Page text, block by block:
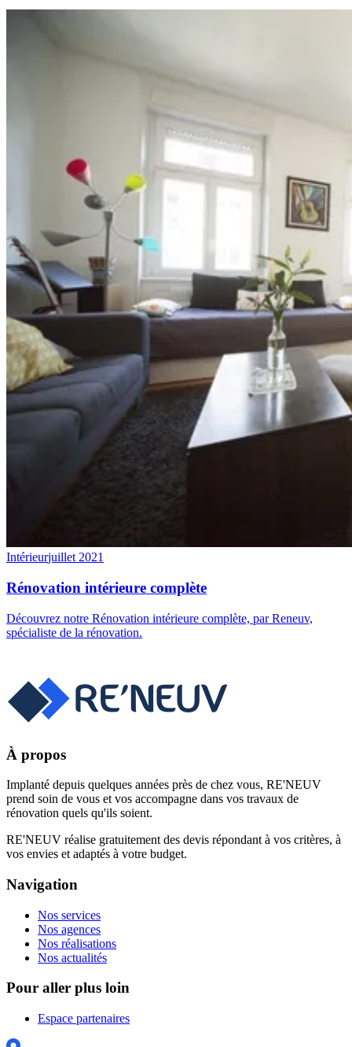
Intérieurjuillet 2021
Rénovation intérieure complète
Découvrez notre Rénovation intérieure complète, par Reneuv,
spécialiste de la rénovation.
À propos
Implanté depuis quelques années près de chez vous, RE'NEUV
prend soin de vous et vos accompagne dans vos travaux de
rénovation quels qu'ils soient.
RE'NEUV réalise gratuitement des devis répondant à vos critères, à
vos envies et adaptés à votre budget.
Navigation
Nos services
Nos agences
Nos réalisations
Nos actualités
Pour aller plus loin
Espace partenaires